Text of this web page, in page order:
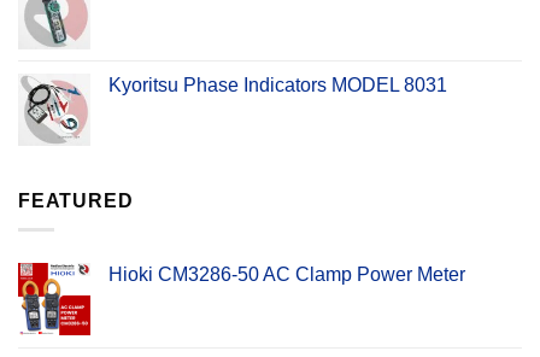
Kyoritsu Phase Indicators MODEL 8031
FEATURED
Hioki CM3286-50 AC Clamp Power Meter